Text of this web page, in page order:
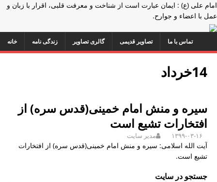
امام علی (ع) : ایمان عبارت است از شناخت و معرفت قلبی، اقرار با زبان و
عمل با اعضاء و جوارح.
خانه زندگی نامه گالری تصاویر تصاویر قدیمی تماس با ما
14خرداد
سیره و منش امام خمینی(قدس سره) از
افتخارات تشیع است
۱۳۹۹-۰۳-۱۶ مدیر سایت
آیت الله اسلامی: سیره و منش امام خمینی(قدس سره) از افتخارات
تشیع است.
جستجو در سایت